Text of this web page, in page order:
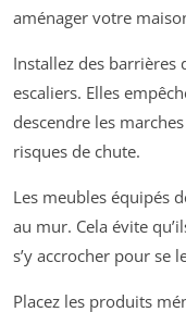
aménager votre
Installez des barrières
escaliers. Elles
descendre les
risques de chute.
Les meubles équipés
au mur. Cela évite
s’y accrocher pour se
Placez les produits